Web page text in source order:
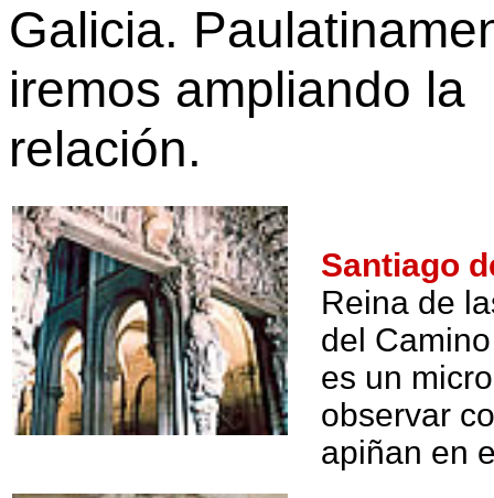
Galicia.
iremos ampliando la
relación.
Santiago
Reina de
del
es un
observar
apiñan en